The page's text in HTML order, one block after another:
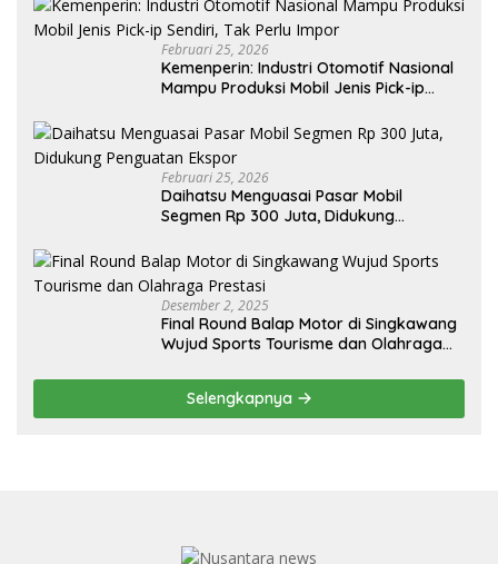
Februari 25, 2026
Kemenperin: Industri Otomotif Nasional
Mampu Produksi Mobil Jenis Pick-ip
Februari 25, 2026
Daihatsu Menguasai Pasar Mobil
Segmen Rp 300 Juta, Didukung
Desember 2, 2025
Final Round Balap Motor di Singkawang
Wujud Sports Tourisme dan Olahraga
Selengkapnya